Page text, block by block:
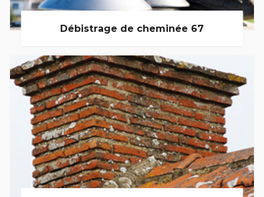
Débistrage de cheminée 67